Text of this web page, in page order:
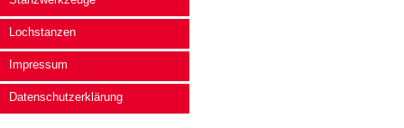
Lochstanzen
Impressum
Datenschutzerklärung